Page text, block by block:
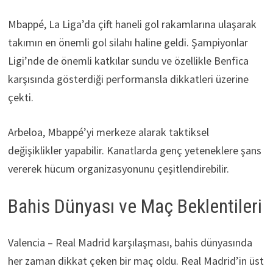
Mbappé, La Liga’da çift haneli gol rakamlarına ulaşarak
takımın en önemli gol silahı haline geldi. Şampiyonlar
Ligi’nde de önemli katkılar sundu ve özellikle Benfica
karşısında gösterdiği performansla dikkatleri üzerine
çekti.
Arbeloa, Mbappé’yi merkeze alarak taktiksel
değişiklikler yapabilir. Kanatlarda genç yeteneklere şans
vererek hücum organizasyonunu çeşitlendirebilir.
Bahis Dünyası ve Maç Beklentileri
Valencia – Real Madrid karşılaşması, bahis dünyasında
her zaman dikkat çeken bir maç oldu. Real Madrid’in üst